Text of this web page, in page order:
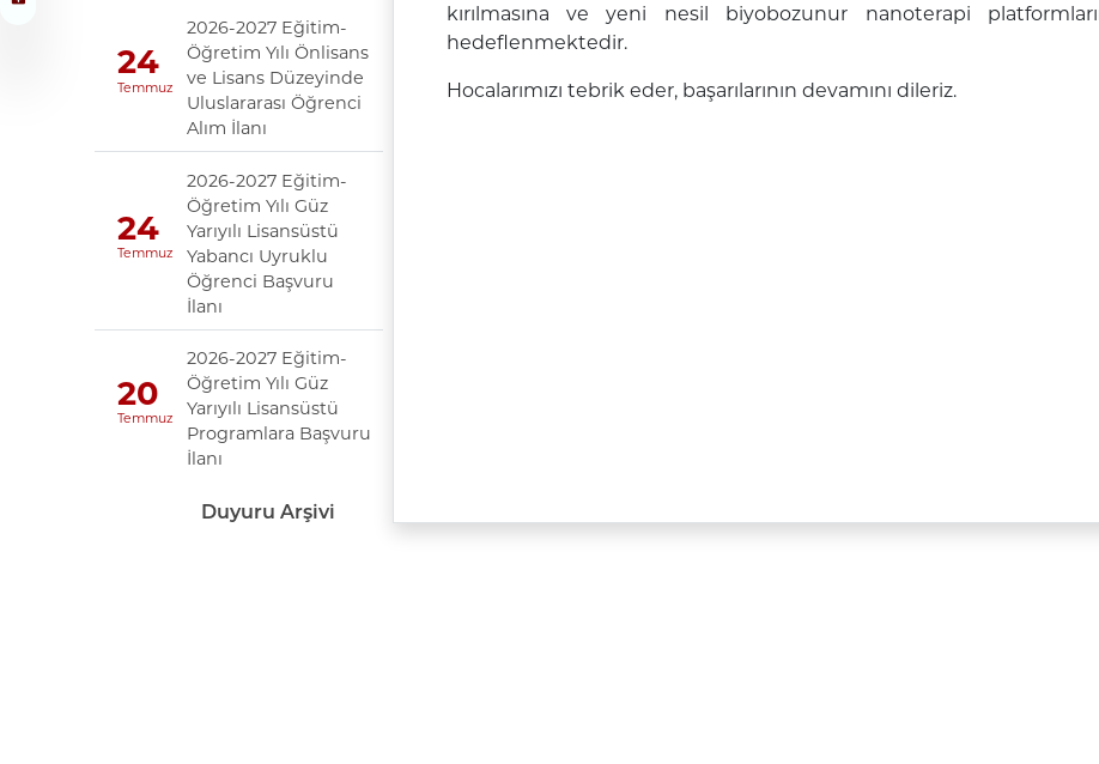
24
Temmuz
2026-2027 Eğitim-
Öğretim Yılı Önlisans
ve Lisans Düzeyinde
Uluslararası Öğrenci
Alım İlanı
24
Temmuz
2026-2027 Eğitim-
Öğretim Yılı Güz
Yarıyılı Lisansüstü
Yabancı Uyruklu
Öğrenci Başvuru
İlanı
20
Temmuz
2026-2027 Eğitim-
Öğretim Yılı Güz
Yarıyılı Lisansüstü
Programlara Başvuru
İlanı
Duyuru Arşivi
kırılmasına ve yeni nesil biyobozunur nanoterapi
hedeflenmektedir.
Hocalarımızı tebrik eder, başarılarının devamını dileriz.